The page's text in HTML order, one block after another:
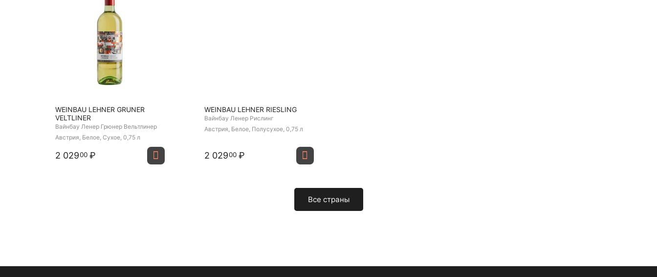
WEINBAU LEHNER GRUNER
VELTLINER
Вайнбау Ленер Грюнер Вельтлинер
Австрия, Белое, Сухое, 0,75 л
2 02900 ₽
WEINBAU LEHNER RIESLING
Вайнбау Ленер Рислинг
Австрия, Белое, Полусухое, 0,75 л
2 02900 ₽
Все страны